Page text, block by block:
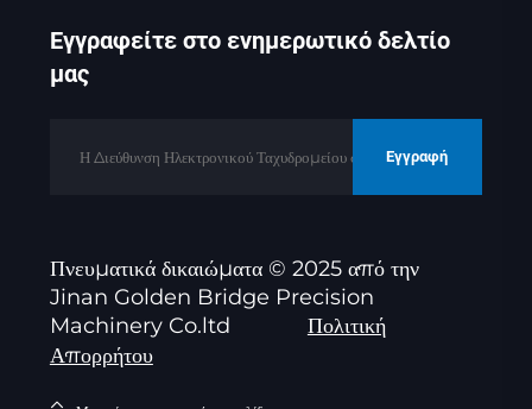
Εγγραφείτε στο ενημερωτικό δελτίο
μας
Εγγραφή
Πνευματικά δικαιώματα © 2025 από την
Jinan Golden Bridge Precision
Machinery Co.ltd
Πολιτική
Απορρήτου